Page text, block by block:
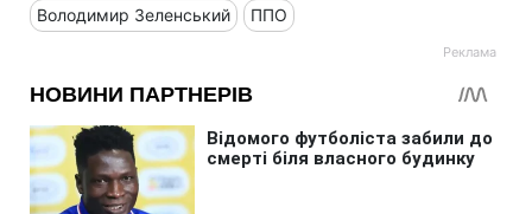
Володимир Зеленський ППО